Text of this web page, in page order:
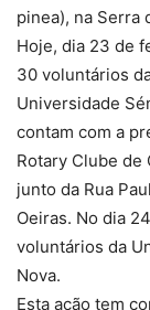
pinea), na Serra
Hoje, dia 23 de
30 voluntários
Universidade
contam com a
Rotary Clube de
junto da Rua
Oeiras. No dia
voluntários da
Nova.
Esta ação tem